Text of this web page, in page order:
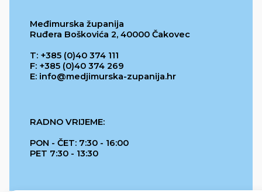
Međimurska županija
Ruđera Boškovića 2, 40000 Čakovec
T: +385 (0)40 374 111
F: +385 (0)40 374 269
E: info@medjimurska-zupanija.hr
RADNO VRIJEME:
PON - ČET: 7:30 - 16:00
PET 7:30 - 13:30